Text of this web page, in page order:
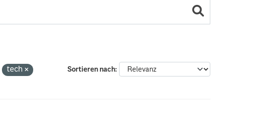
Sortieren nach
tech